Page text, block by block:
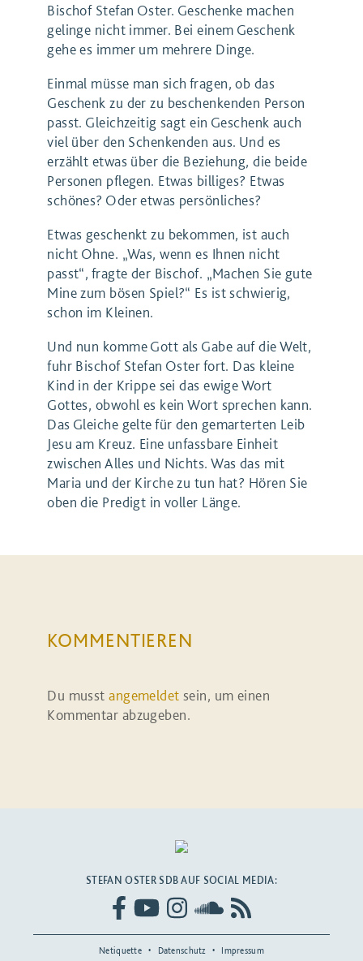
Bischof Stefan Oster. Geschenke machen
gelinge nicht immer. Bei einem Geschenk
gehe es immer um mehrere Dinge.
Einmal müsse man sich fragen, ob das
Geschenk zu der zu beschenkenden Person
passt. Gleichzeitig sagt ein Geschenk auch
viel über den Schenkenden aus. Und es
erzählt etwas über die Beziehung, die beide
Personen pflegen. Etwas billiges? Etwas
schönes? Oder etwas persönliches?
Etwas geschenkt zu bekommen, ist auch
nicht Ohne. „Was, wenn es Ihnen nicht
passt“, fragte der Bischof. „Machen Sie gute
Mine zum bösen Spiel?“ Es ist schwierig,
schon im Kleinen.
Und nun komme Gott als Gabe auf die Welt,
fuhr Bischof Stefan Oster fort. Das kleine
Kind in der Krippe sei das ewige Wort
Gottes, obwohl es kein Wort sprechen kann.
Das Gleiche gelte für den gemarterten Leib
Jesu am Kreuz. Eine unfassbare Einheit
zwischen Alles und Nichts. Was das mit
Maria und der Kirche zu tun hat? Hören Sie
oben die Predigt in voller Länge.
KOMMENTIEREN
Du musstangemeldet sein, um einen
Kommentar abzugeben.
STEFAN OSTER SDB AUF SOCIAL MEDIA:
Netiquette Datenschutz Impressum